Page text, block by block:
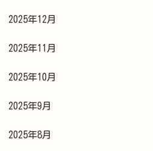
2025年12月
2025年11月
2025年10月
2025年9月
2025年8月